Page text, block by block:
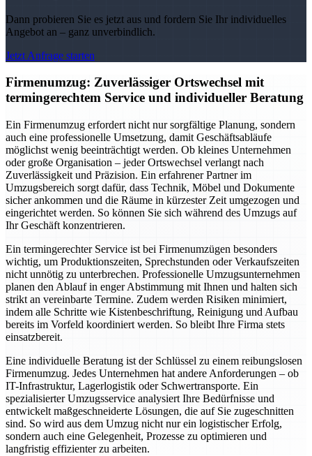
Dann probieren Sie es jetzt aus und fordern Sie Ihr individuelles
Angebot an – ganz unverbindlich.
Jetzt Anfrage starten
Firmenumzug: Zuverlässiger Ortswechsel mit
termingerechtem Service und individueller Beratung
Ein Firmenumzug erfordert nicht nur sorgfältige Planung, sondern
auch eine professionelle Umsetzung, damit Geschäftsabläufe
möglichst wenig beeinträchtigt werden. Ob kleines Unternehmen
oder große Organisation – jeder Ortswechsel verlangt nach
Zuverlässigkeit und Präzision. Ein erfahrener Partner im
Umzugsbereich sorgt dafür, dass Technik, Möbel und Dokumente
sicher ankommen und die Räume in kürzester Zeit umgezogen und
eingerichtet werden. So können Sie sich während des Umzugs auf
Ihr Geschäft konzentrieren.
Ein termingerechter Service ist bei Firmenumzügen besonders
wichtig, um Produktionszeiten, Sprechstunden oder Verkaufszeiten
nicht unnötig zu unterbrechen. Professionelle Umzugsunternehmen
planen den Ablauf in enger Abstimmung mit Ihnen und halten sich
strikt an vereinbarte Termine. Zudem werden Risiken minimiert,
indem alle Schritte wie Kistenbeschriftung, Reinigung und Aufbau
bereits im Vorfeld koordiniert werden. So bleibt Ihre Firma stets
einsatzbereit.
Eine individuelle Beratung ist der Schlüssel zu einem reibungslosen
Firmenumzug. Jedes Unternehmen hat andere Anforderungen – ob
IT-Infrastruktur, Lagerlogistik oder Schwertransporte. Ein
spezialisierter Umzugsservice analysiert Ihre Bedürfnisse und
entwickelt maßgeschneiderte Lösungen, die auf Sie zugeschnitten
sind. So wird aus dem Umzug nicht nur ein logistischer Erfolg,
sondern auch eine Gelegenheit, Prozesse zu optimieren und
langfristig effizienter zu arbeiten.